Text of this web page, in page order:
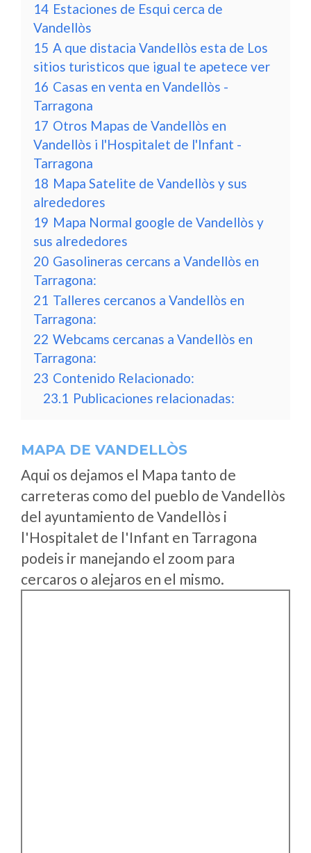
14 Estaciones de Esqui cerca de
Vandellòs
15 A que distacia Vandellòs esta de Los
sitios turisticos que igual te apetece ver
16 Casas en venta en Vandellòs -
Tarragona
17 Otros Mapas de Vandellòs en
Vandellòs i l'Hospitalet de l'Infant -
Tarragona
18 Mapa Satelite de Vandellòs y sus
alrededores
19 Mapa Normal google de Vandellòs y
sus alrededores
20 Gasolineras cercans a Vandellòs en
Tarragona:
21 Talleres cercanos a Vandellòs en
Tarragona:
22 Webcams cercanas a Vandellòs en
Tarragona:
23 Contenido Relacionado:
23.1 Publicaciones relacionadas:
MAPA DE VANDELLÒS
Aqui os dejamos el Mapa tanto de
carreteras como del pueblo de Vandellòs
del ayuntamiento de Vandellòs i
l'Hospitalet de l'Infant en Tarragona
podeis ir manejando el zoom para
cercaros o alejaros en el mismo.